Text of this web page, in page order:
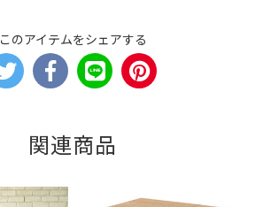
このアイテムをシェアする
関連商品